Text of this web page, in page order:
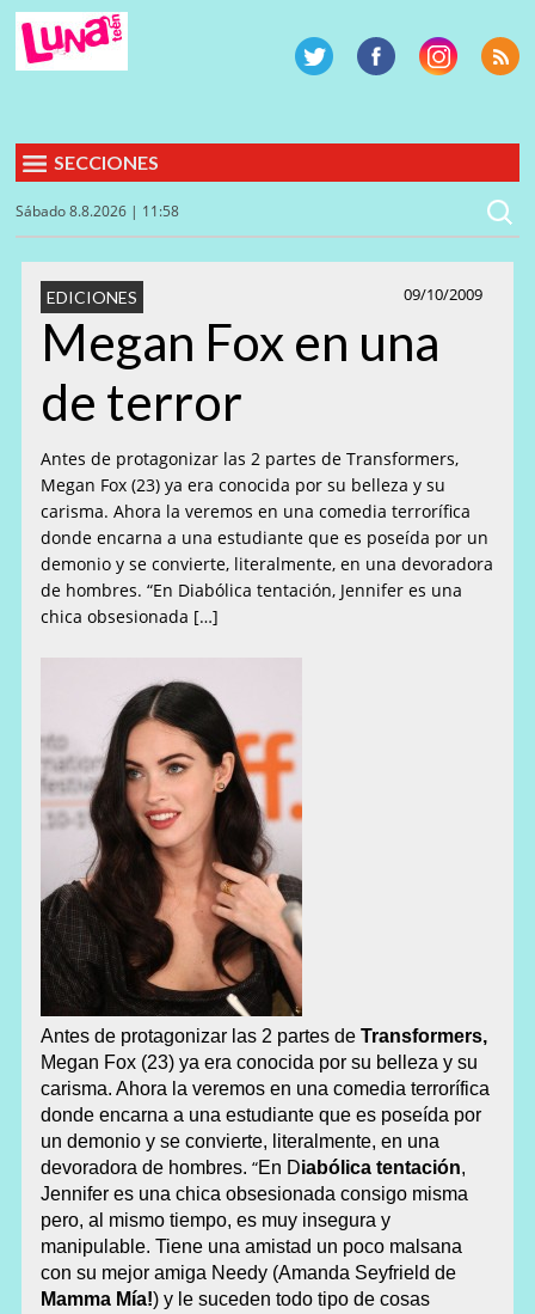
SECCIONES
Sábado 8.8.2026 | 11:58
09/10/2009
EDICIONES
Megan Fox en una
de terror
Antes de protagonizar las 2 partes de Transformers,
Megan Fox (23) ya era conocida por su belleza y su
carisma. Ahora la veremos en una comedia terrorífica
donde encarna a una estudiante que es poseída por un
demonio y se convierte, literalmente, en una devoradora
de hombres. “En Diabólica tentación, Jennifer es una
chica obsesionada […]
Antes de protagonizar las 2 partes deTransformers,
Megan Fox (23) ya era conocida por su belleza y su
carisma. Ahora la veremos en una comedia terrorífica
donde encarna a una estudiante que es poseída por
un demonio y se convierte, literalmente, en una
devoradora de hombres.“En Diabólica tentación,
Jennifer es una chica obsesionada consigo misma
pero, al mismo tiempo, es muy insegura y
manipulable. Tiene una amistad un poco malsana
con su mejor amiga Needy (Amanda Seyfrield de
Mamma Mía!) y le suceden todo tipo de cosas